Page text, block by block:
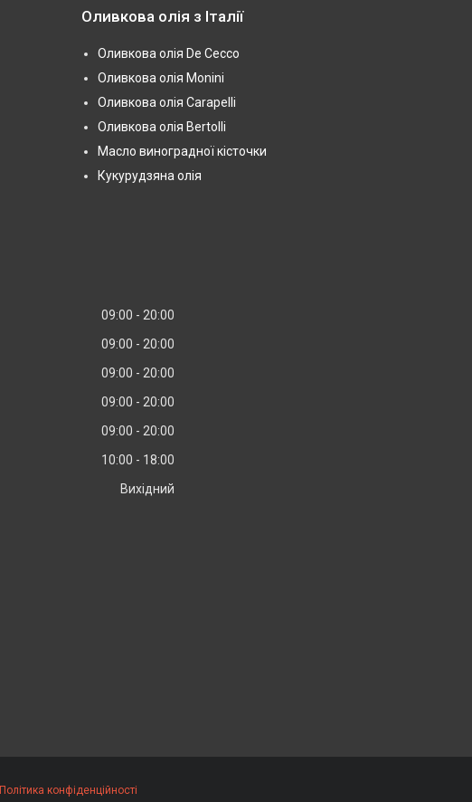
Оливкова олія з Італії
Оливкова олія De Cecco
Оливкова олія Monini
Оливкова олія Carapelli
Оливкова олія Bertolli
Масло виноградної кісточки
Кукурудзяна олія
09:00
20:00
09:00
20:00
09:00
20:00
09:00
20:00
09:00
20:00
10:00
18:00
Вихідний
Політика конфіденційності